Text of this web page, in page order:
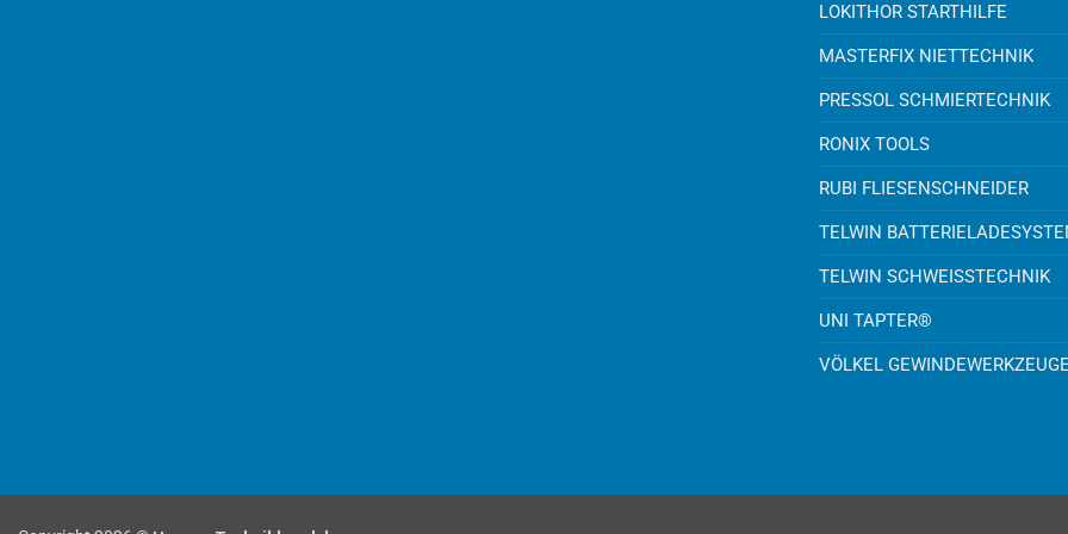
LOKITHOR STARTHILFE
MASTERFIX NIETTECHNIK
PRESSOL SCHMIERTECHNIK
RONIX TOOLS
RUBI FLIESENSCHNEIDER
TELWIN
TELWIN SCHWEISSTECHNIK
UNI TAPTER®
VÖLKEL GEWINDEWERKZEUGE